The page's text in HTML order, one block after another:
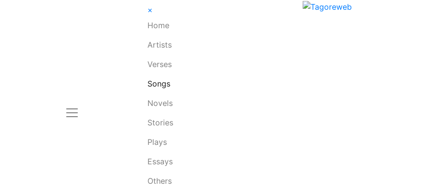
×
Home
Artists
Verses
Songs
Novels
Stories
Plays
Essays
Others